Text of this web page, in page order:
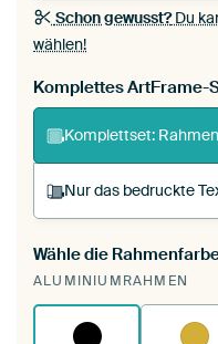
Schon gewusst?Du
wählen!
Komplettes ArtFrame-
Komplettset:
Nur das bedruckte
Du spannst
deinen
funktioniert es.
Wähle die
ALUMINIUMRAHMEN